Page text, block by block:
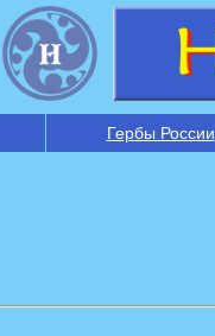
Гербы России